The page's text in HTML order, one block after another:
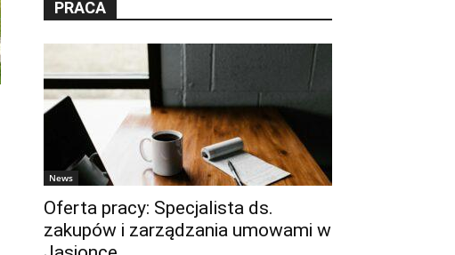
PRACA
News
Oferta pracy: Specjalista ds.
zakupów i zarządzania umowami w